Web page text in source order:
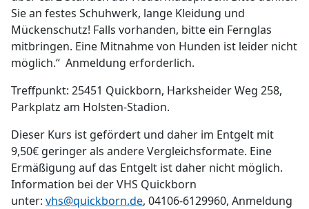
Sie an festes Schuhwerk, lange Kleidung und
Mückenschutz! Falls vorhanden, bitte ein Fernglas
mitbringen. Eine Mitnahme von Hunden ist leider nicht
möglich.“ Anmeldung erforderlich.
Treffpunkt: 25451 Quickborn, Harksheider Weg 258,
Parkplatz am Holsten-Stadion.
Dieser Kurs ist gefördert und daher im Entgelt mit
9,50€ geringer als andere Vergleichsformate. Eine
Ermäßigung auf das Entgelt ist daher nicht möglich.
Information bei der VHS Quickborn
unter: vhs@quickborn.de, 04106-6129960, Anmeldung